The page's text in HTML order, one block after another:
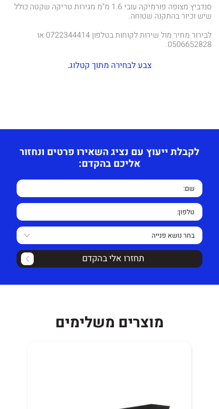
סנדביץ מצופה פורמיקה עובי 1.6 מ"מ מגירות טריקה שקטה כולל
שיש וכיור בהתקנה שטוחה.
לבירור מחיר מול שירות לקוחות בטלפון 0722344414 או
0506652828.
צבע לבחירה מתוך קטלוג.
לקבלת ייעוץ עם נציג השאירו פרטים ונחזור
אליכם בהקדם:
תחזרו אלי בהקדם
מוצרים משלימים